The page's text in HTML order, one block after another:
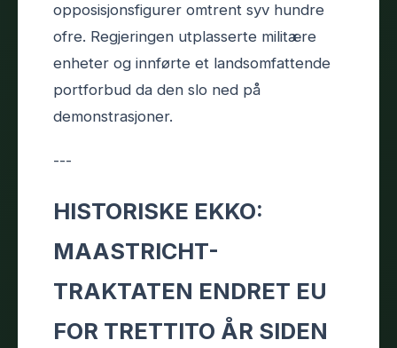
opposisjonsfigurer omtrent syv hundre
ofre. Regjeringen utplasserte militære
enheter og innførte et landsomfattende
portforbud da den slo ned på
demonstrasjoner.
---
HISTORISKE EKKO:
MAASTRICHT-
TRAKTATEN ENDRET EU
FOR TRETTITO ÅR SIDEN